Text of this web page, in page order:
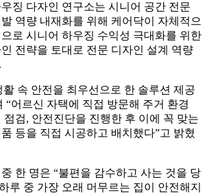
징 다자인 연구소는 시니어 공간 전문
역량 내재화를 위해 케어닥이 자체적으
로 시니어 하우징 수익성 극대화를 위한
전략을 토대로 전문 디자인 설계 역량
활 속 안전을 최우선으로 한 솔루션 제공
“어르신 자택에 직접 방문해 주거 환경
점검, 안전진단을 진행한 후 이에 꼭 맞는
등을 직접 시공하고 배치했다”고 밝혔
한 명은 “불편을 감수하고 사는 것을 당
루 중 가장 오래 머무르는 집이 안전해지